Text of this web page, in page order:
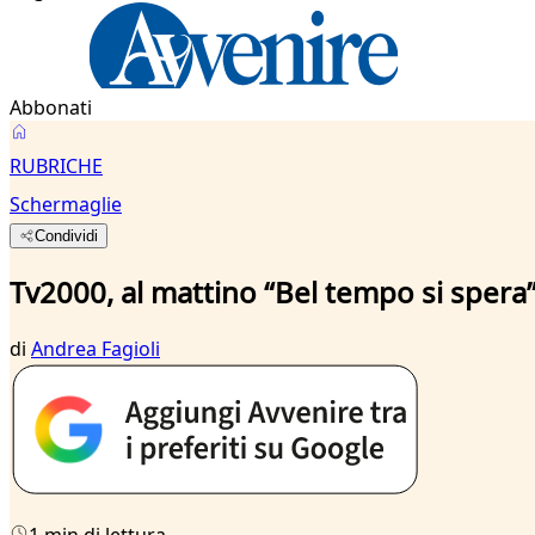
Abbonati
RUBRICHE
Schermaglie
Condividi
Tv2000, al mattino “Bel tempo si
di Andrea Fagioli